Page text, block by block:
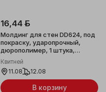
16,44 ƃ
Молдинг для стен DD624, под
покраску, ударопрочный,
дюрополимер, 1 штука,
42х12x2000мм
Квитней
11.08
12.08
В корзину